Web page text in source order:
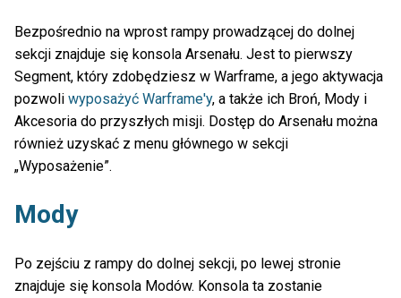
Bezpośrednio na wprost rampy prowadzącej do dolnej
sekcji znajduje się konsola Arsenału. Jest to pierwszy
Segment, który zdobędziesz w Warframe, a jego aktywacja
pozwoli wyposażyć Warframe'y, a także ich Broń, Mody i
Akcesoria do przyszłych misji. Dostęp do Arsenału można
również uzyskać z menu głównego w sekcji
„Wyposażenie”.
Mody
Po zejściu z rampy do dolnej sekcji, po lewej stronie
znajduje się konsola Modów. Konsola ta zostanie